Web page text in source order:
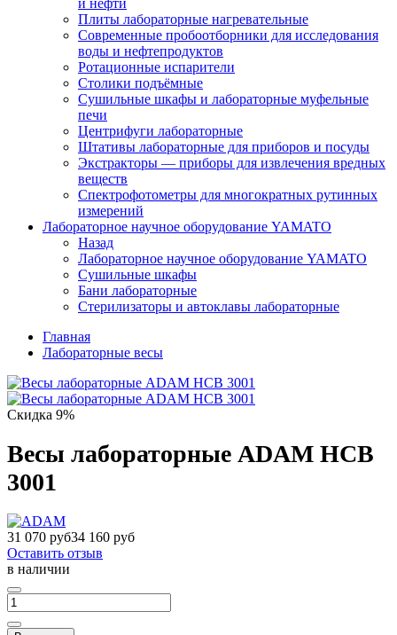
и нефти
Плиты лабораторные нагревательные
Современные пробоотборники для исследования
воды и нефтепродуктов
Ротационные испарители
Столики подъёмные
Сушильные шкафы и лабораторные муфельные
печи
Центрифуги лабораторные
Штативы лабораторные для приборов и посуды
Экстракторы — приборы для извлечения вредных
веществ
Спектрофотометры для многократных рутинных
измерений
Лабораторное научное оборудование YAMATO
Назад
Лабораторное научное оборудование YAMATO
Сушильные шкафы
Бани лабораторные
Стерилизаторы и автоклавы лабораторные
Главная
Лабораторные весы
Скидка 9%
Весы лабораторные ADAM HCB
3001
31 070 руб34 160 руб
Оставить отзыв
в наличии